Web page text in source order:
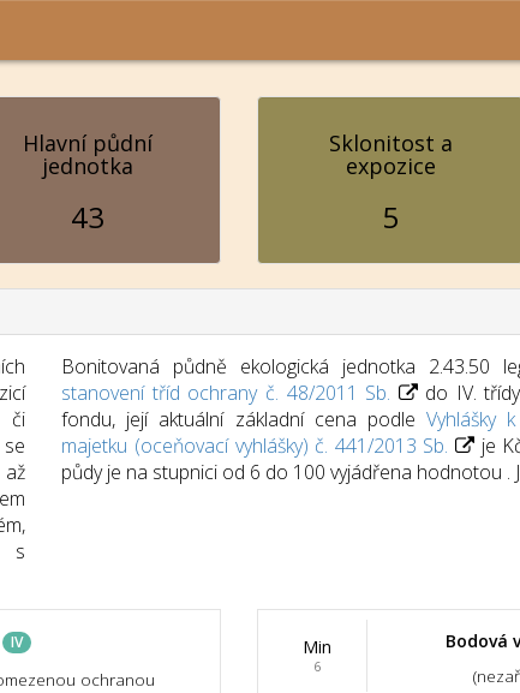
Hlavní půdní
jednotka
43
Sklonitost a
expozice
5
či
s
Bonitovaná půdně ekologická jednotka 2.43.50
stanovení tříd ochrany č. 48/2011 Sb.
do IV.
fondu, její aktuální základní cena podle Vyhlášky
majetku (oceňovací vyhlášky) č. 441/2013 Sb.
je
půdy je na stupnici od 6 do 100 vyjádřena hodnotou .
IV
ochranou
Min
6
Bodová